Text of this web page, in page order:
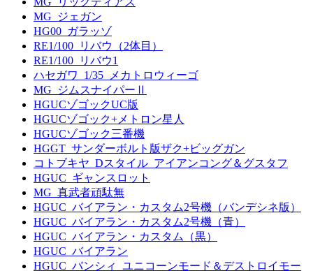
MG_ジェガン
HG00_ガラッゾ
RE1/100_リバウ（2体目）
RE1/100_リバウ1
ハセガワ_1/35_メカトロウィーゴ
MG_ジムスナイパーⅡ
HGUCゾゴックUC版
HGUCゾゴック+メトロン星人
HGUCゾゴック三番機
HGGT_サンダーボルト版ザク+ビッグガン
コトブキヤ_Dスタイル_アイアンコング＆グスタフ
HGUC_ギャンスロット
MG_真武者頑駄無
HGUC_バイアラン・カスタム2号機（バンデシネ版）
HGUC_バイアラン・カスタム2号機（青）
HGUC_バイアラン・カスタム（黒）
HGUC_バイアラン
HGUC_バンシィ_ユニコーンモード＆デストロイモー